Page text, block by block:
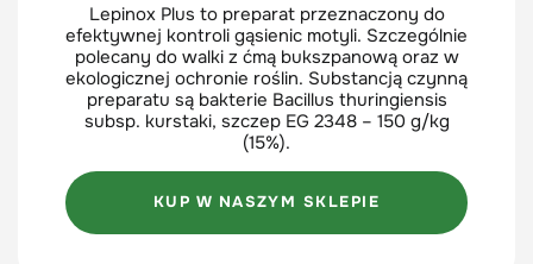
Lepinox Plus to preparat przeznaczony do
efektywnej kontroli gąsienic motyli. Szczególnie
polecany do walki z ćmą bukszpanową oraz w
ekologicznej ochronie roślin. Substancją czynną
preparatu są bakterie Bacillus thuringiensis
subsp. kurstaki, szczep EG 2348 – 150 g/kg
(15%).
KUP W NASZYM SKLEPIE